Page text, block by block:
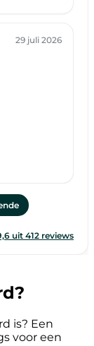
is? Een
voor een